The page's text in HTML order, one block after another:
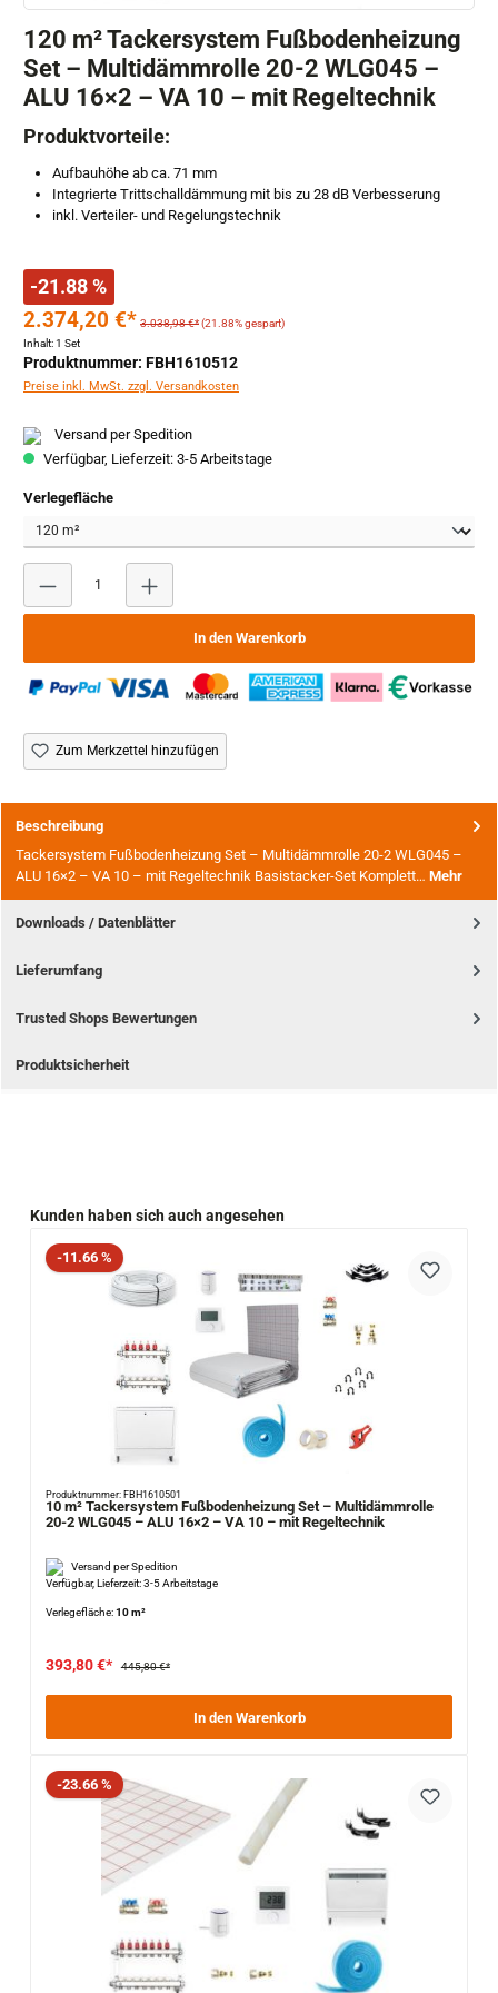
120 m² Tackersystem Fußbodenheizung
Set – Multidämmrolle 20-2 WLG045 –
ALU 16×2 – VA 10 – mit Regeltechnik
Produktvorteile:
Aufbauhöhe ab ca. 71 mm
Integrierte Trittschalldämmung mit bis zu 28 dB Verbesserung
inkl. Verteiler- und Regelungstechnik
-21.88 %
2.374,20 €* 3.038,98 €*(21.88% gespart)
Inhalt:1 Set
Produktnummer: FBH1610512
Preise inkl. MwSt. zzgl. Versandkosten
Versand per Spedition
Verfügbar, Lieferzeit: 3-5 Arbeitstage
Verlegeflächeauswählen
Produkt Anzahl: Gib den gewünschten Wert ein oder
In den Warenkorb
Zum Merkzettel hinzufügen
Beschreibung
Tackersystem Fußbodenheizung Set – Multidämmrolle 20-2 WLG045 –
ALU 16×2 – VA 10 – mit Regeltechnik Basistacker-Set Komplett… Mehr
Downloads / Datenblätter
Lieferumfang
Trusted Shops Bewertungen
Produktsicherheit
Produktgalerie überspringen
Kunden haben sich auch angesehen
Rabatt
-11.66 %
Produktnummer: FBH1610501
10 m² Tackersystem Fußbodenheizung Set – Multidämmrolle
20-2 WLG045 – ALU 16×2 – VA 10 – mit Regeltechnik
Versand per Spedition
Verfügbar, Lieferzeit: 3-5 Arbeitstage
Verlegefläche:10 m²
393,80 €* 445,80 €*
In den Warenkorb
Rabatt
-23.66 %